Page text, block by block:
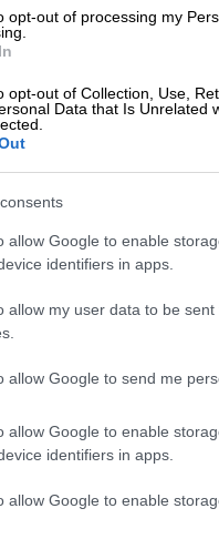
opt-out of processing my
opt-out of Collection, Use,
Data that Is Unrelated
allow Google to enable
identifiers in apps.
allow my user data to be
allow Google to send me
allow Google to enable
identifiers in apps.
allow Google to enable
μάς ταξιδεύει
με τον δικό του
Μεγάλο μέρος των
Ελλάδα,
μουσική
μοναδικό τρόπο τη
δεσμοί; Πώς
ή όταν τους
όλοι
γέλιου,
σημάδεψαν και
και να
γιατί
να φωτίσουν
ίδιοι και ίδια